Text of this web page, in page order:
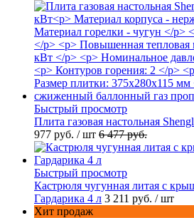
Быстрый просмотр
Плита газовая настольная
977 руб. / шт 6 477 руб.
Быстрый просмотр
Кастрюля чугунная литая с
Гардарика 4 л 3 211 руб. / шт
Хит продаж